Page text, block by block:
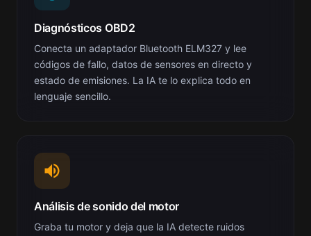
Diagnósticos OBD2
Conecta un adaptador Bluetooth ELM327 y lee
códigos de fallo, datos de sensores en directo y
estado de emisiones. La IA te lo explica todo en
lenguaje sencillo.
Análisis de sonido del motor
Graba tu motor y deja que la IA detecte ruidos